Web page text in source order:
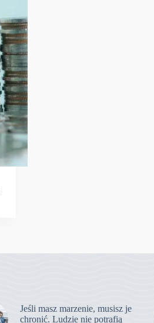
Jeśli masz marzenie, musisz je
chronić. Ludzie nie potrafią